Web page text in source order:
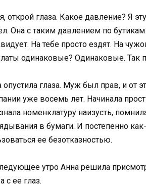
открой глаза. Какое давление? Я
Она с таким давлением по
На тебе просто ездят. На
одинаковые? Одинаковые. Так
опустила глаза. Муж был прав, и от
уже восемь лет. Начинала
номенклатуру наизусть,
в бумаги. И постепенно
ее безотказностью.
утро Анна решила
с ее глаз.